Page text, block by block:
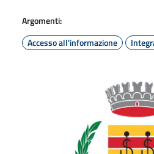
Argomenti:
Accesso all'informazione